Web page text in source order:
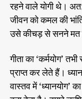
रहने वाले योगी थे।
जीवन को कमल की
उसे कीचड़ से सनने मत
गीता का ‘कर्मयोग’
प्राप्त कर लेते हैं।
वास्तव में ‘ध्यानयोग’